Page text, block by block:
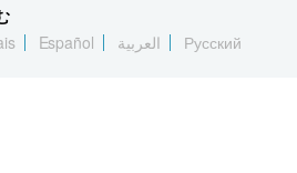
Español العربية Русский